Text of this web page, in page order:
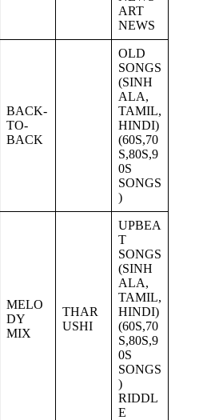
ART
NEWS
BACK-
TO-
BACK
OLD
SONGS
(SINH
ALA,
TAMIL,
HINDI)
(60S,70
S,80S,9
0S
SONGS
)
MELO
DY
MIX
THAR
USHI
UPBEA
T
SONGS
(SINH
ALA,
TAMIL,
HINDI)
(60S,70
S,80S,9
0S
SONGS
)
RIDDL
E